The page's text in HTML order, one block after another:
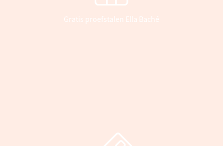
Gratis proefstalen Ella Baché